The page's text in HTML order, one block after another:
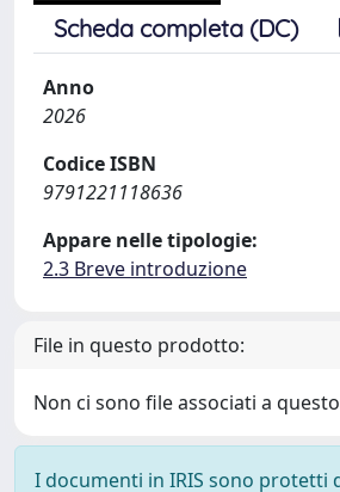
Scheda completa (DC)
Anno
2026
Codice ISBN
9791221118636
Appare nelle tipologie:
2.3 Breve introduzione
File in questo prodotto:
Non ci sono file associati a
I documenti in IRIS sono protetti